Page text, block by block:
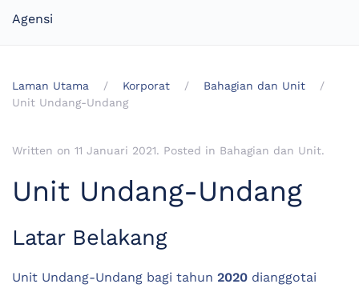
Agensi
Laman Utama Korporat
Bahagian dan Unit
Unit Undang-Undang
Written on 11 Januari 2021. Posted in Bahagian dan Unit.
Unit Undang-Undang
Latar Belakang
Unit Undang-Undang bagi tahun 2020 dianggotai